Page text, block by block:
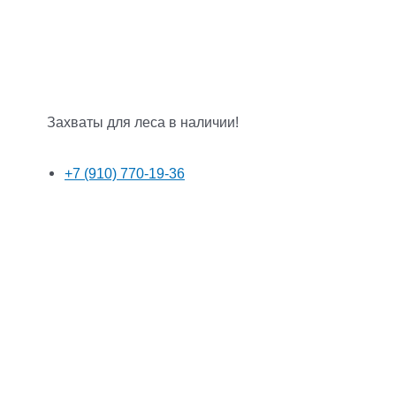
Захваты для леса в наличии!
+7 (910) 770-19-36